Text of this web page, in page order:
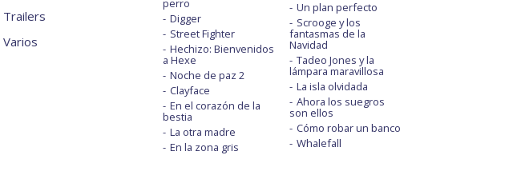
Trailers
Varios
perro
Digger
Street Fighter
Hechizo: Bienvenidos
a Hexe
Noche de paz 2
Clayface
En el corazón de la
bestia
La otra madre
En la zona gris
Un plan perfecto
Scrooge y los
fantasmas de la
Navidad
Tadeo Jones y la
lámpara maravillosa
La isla olvidada
Ahora los suegros
son ellos
Cómo robar un banco
Whalefall